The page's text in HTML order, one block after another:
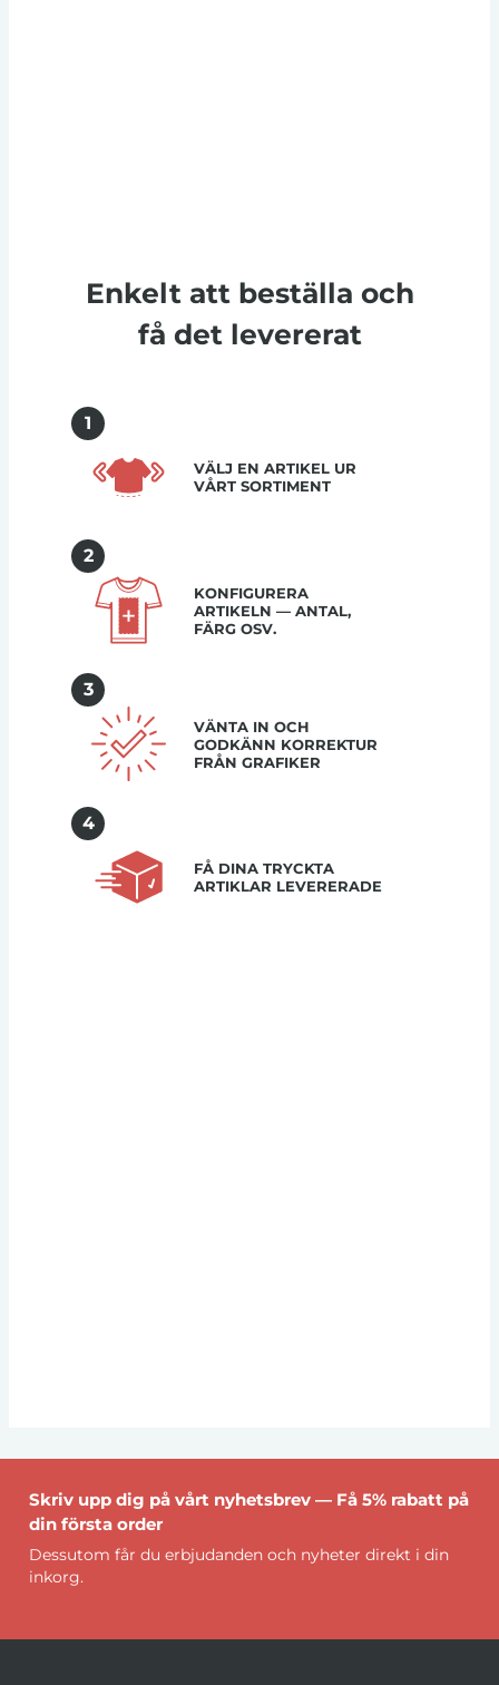
Enkelt att beställa och
få det levererat
1
VÄLJ EN ARTIKEL UR
VÅRT SORTIMENT
2
KONFIGURERA
ARTIKELN — ANTAL,
FÄRG OSV.
3
VÄNTA IN OCH
GODKÄNN KORREKTUR
FRÅN GRAFIKER
4
FÅ DINA TRYCKTA
ARTIKLAR LEVERERADE
Skriv upp dig på vårt nyhetsbrev — Få 5% rabatt på
din första order
Dessutom får du erbjudanden och nyheter direkt i din
inkorg.